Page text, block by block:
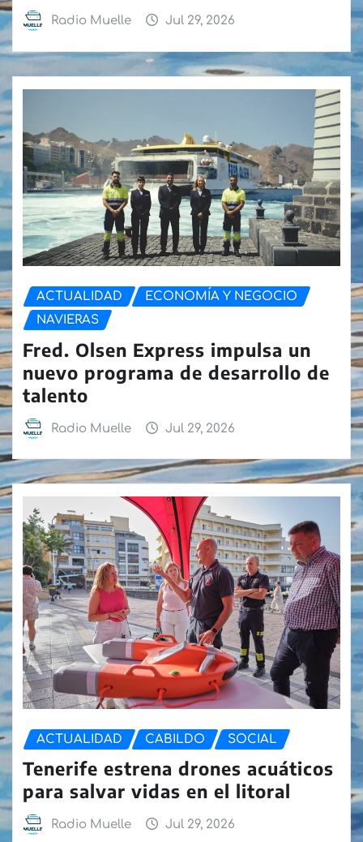
Radio Muelle Jul 29, 2026
ACTUALIDAD
ECONOMÍA Y NEGOCIO
NAVIERAS
Fred. Olsen Express impulsa un
nuevo programa de desarrollo de
talento
Radio Muelle Jul 29, 2026
ACTUALIDAD CABILDO SOCIAL
Tenerife estrena drones acuáticos
para salvar vidas en el litoral
Radio Muelle Jul 29, 2026